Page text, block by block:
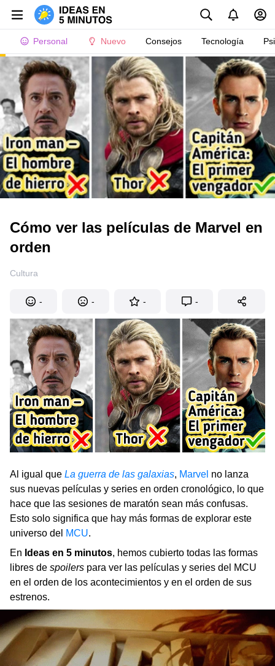
Personal Nuevo Consejos Tecnología
Cómo ver las películas de Marvel en
orden
Cultura
- - - -
Al igual que La guerra de las galaxias, Marvel no lanza
sus nuevas películas y series en orden cronológico, lo que
hace que las sesiones de maratón sean más confusas.
Esto solo significa que hay más formas de explorar este
universo del MCU.
En Ideas en 5 minutos, hemos cubierto todas las formas
libres de spoilers para ver las películas y series del MCU
en el orden de los acontecimientos y en el orden de sus
estrenos.